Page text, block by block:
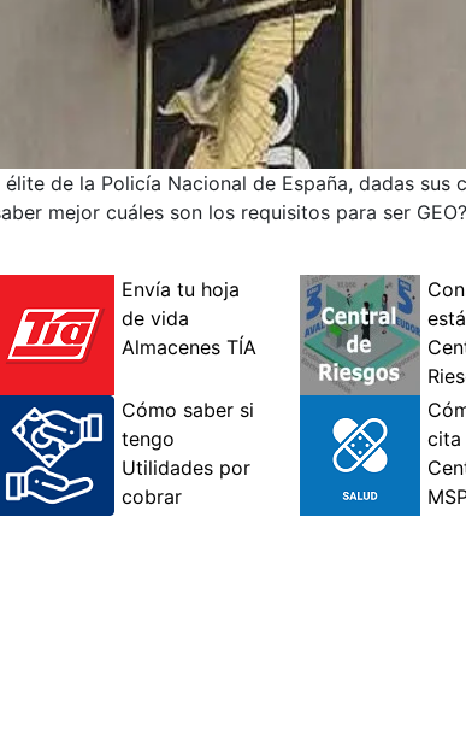
de la Policía Nacional de España, dadas
mejor cuáles son los requisitos para ser